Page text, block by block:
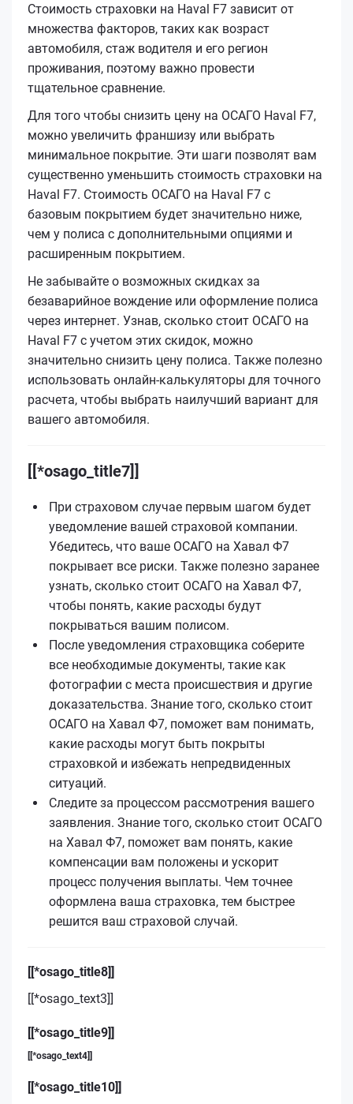
Стоимость страховки на Haval F7 зависит от
множества факторов, таких как возраст
автомобиля, стаж водителя и его регион
проживания, поэтому важно провести
тщательное сравнение.
Для того чтобы снизить цену на ОСАГО Haval F7,
можно увеличить франшизу или выбрать
минимальное покрытие. Эти шаги позволят вам
существенно уменьшить стоимость страховки на
Haval F7. Стоимость ОСАГО на Haval F7 с
базовым покрытием будет значительно ниже,
чем у полиса с дополнительными опциями и
расширенным покрытием.
Не забывайте о возможных скидках за
безаварийное вождение или оформление полиса
через интернет. Узнав, сколько стоит ОСАГО на
Haval F7 с учетом этих скидок, можно
значительно снизить цену полиса. Также полезно
использовать онлайн-калькуляторы для точного
расчета, чтобы выбрать наилучший вариант для
вашего автомобиля.
[[*osago_title7]]
При страховом случае первым шагом будет
уведомление вашей страховой компании.
Убедитесь, что ваше ОСАГО на Хавал Ф7
покрывает все риски. Также полезно заранее
узнать, сколько стоит ОСАГО на Хавал Ф7,
чтобы понять, какие расходы будут
покрываться вашим полисом.
После уведомления страховщика соберите
все необходимые документы, такие как
фотографии с места происшествия и другие
доказательства. Знание того, сколько стоит
ОСАГО на Хавал Ф7, поможет вам понимать,
какие расходы могут быть покрыты
страховкой и избежать непредвиденных
ситуаций.
Следите за процессом рассмотрения вашего
заявления. Знание того, сколько стоит ОСАГО
на Хавал Ф7, поможет вам понять, какие
компенсации вам положены и ускорит
процесс получения выплаты. Чем точнее
оформлена ваша страховка, тем быстрее
решится ваш страховой случай.
[[*osago_title8]]
[[*osago_text3]]
[[*osago_title9]]
[[*osago_text4]]
[[*osago_title10]]